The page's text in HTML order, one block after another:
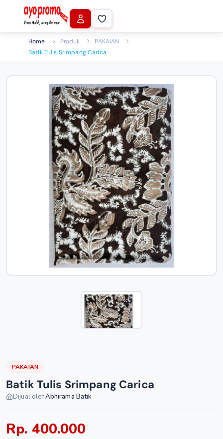
Home Produk
PAKAIAN
Batik Tulis Srimpang Carica
PAKAIAN
Batik Tulis Srimpang Carica
Dijual olehAbhirama Batik
Rp. 400.000